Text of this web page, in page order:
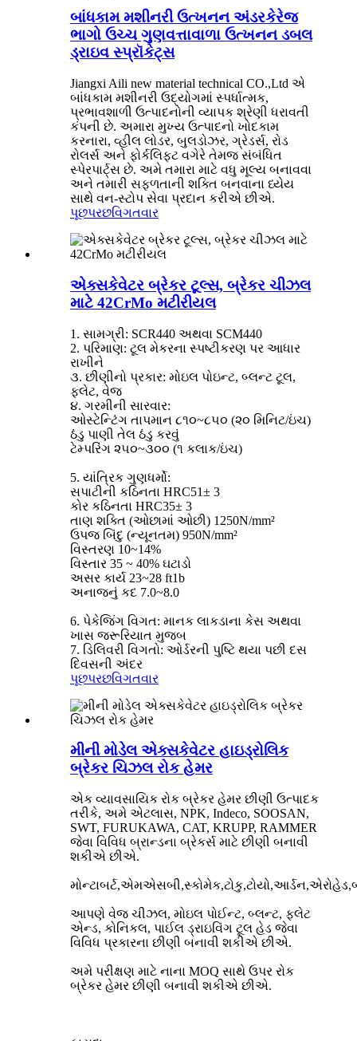
બાંધકામ મશીનરી ઉત્ખનન અંડરકેરેજ
ભાગો ઉચ્ચ ગુણવત્તાવાળા ઉત્ખનન ડબલ
ડ્રાઇવ સ્પ્રૉકેટ્સ
Jiangxi Aili new material technical CO.,Ltd એ
બાંધકામ મશીનરી ઉદ્યોગમાં સ્પર્ધાત્મક,
પ્રભાવશાળી ઉત્પાદનોની વ્યાપક શ્રેણી ધરાવતી
કંપની છે. અમારા મુખ્ય ઉત્પાદનો ખોદકામ
કરનારા, વ્હીલ લોડર, બુલડોઝર, ગ્રેડર્સ, રોડ
રોલર્સ અને ફોર્કલિફ્ટ વગેરે તેમજ સંબંધિત
સ્પેરપાર્ટ્સ છે. અમે તમારા માટે વધુ મૂલ્ય બનાવવા
અને તમારી સફળતાની શક્તિ બનવાના ધ્યેય
સાથે વન-સ્ટોપ સેવા પ્રદાન કરીએ છીએ.
પૂછપરછવિગતવાર
એક્સકેવેટર બ્રેકર ટૂલ્સ, બ્રેકર ચીઝલ
માટે 42CrMo મટીરીયલ
1. સામગ્રી: SCR440 અથવા SCM440
2. પરિમાણ: ટૂલ મેકરના સ્પષ્ટીકરણ પર આધાર
રાખીને
૩. છીણીનો પ્રકાર: મોઇલ પોઇન્ટ, બ્લન્ટ ટૂલ,
ફ્લેટ, વેજ
૪. ગરમીની સારવાર:
ઓસ્ટેન્ટિંગ તાપમાન ૮૧૦~૮૫૦ (૨૦ મિનિટ/ઇંચ)
ઠંડુ પાણી તેલ ઠંડુ કરવું
ટેમ્પરિંગ ૨૫૦~૩૦૦ (૧ કલાક/ઇંચ)
5. યાંત્રિક ગુણધર્મો:
સપાટીની કઠિનતા HRC51± 3
કોર કઠિનતા HRC35± 3
તાણ શક્તિ (ઓછામાં ઓછી) 1250N/mm²
ઉપજ બિંદુ (ન્યૂનતમ) 950N/mm²
વિસ્તરણ 10~14%
વિસ્તાર 35 ~ 40% ઘટાડો
અસર કાર્ય 23~28 ft1b
અનાજનું કદ 7.0~8.0
6. પેકેજિંગ વિગત: માનક લાકડાના કેસ અથવા
ખાસ જરૂરિયાત મુજબ
7. ડિલિવરી વિગતો: ઓર્ડરની પુષ્ટિ થયા પછી દસ
દિવસની અંદર
પૂછપરછવિગતવાર
મીની મોડેલ એક્સકેવેટર હાઇડ્રોલિક
બ્રેકર ચિઝલ રોક હેમર
એક વ્યાવસાયિક રોક બ્રેકર હેમર છીણી ઉત્પાદક
તરીકે, અમે એટલાસ, NPK, Indeco, SOOSAN,
SWT, FURUKAWA, CAT, KRUPP, RAMMER
જેવા વિવિધ બ્રાન્ડના બ્રેકર્સ માટે છીણી બનાવી
શકીએ છીએ.
આપણે વેજ ચીઝલ, મોઇલ પોઈન્ટ, બ્લન્ટ, ફ્લેટ
એન્ડ, કોનિકલ, પાઈલ ડ્રાઇવિંગ ટૂલ હેડ જેવા
વિવિધ પ્રકારના છીણી બનાવી શકીએ છીએ.
અમે પરીક્ષણ માટે નાના MOQ સાથે ઉપર રોક
બ્રેકર હેમર છીણી બનાવી શકીએ છીએ.